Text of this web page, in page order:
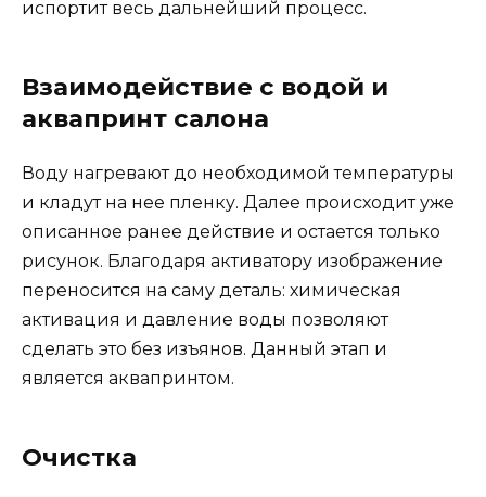
испортит весь дальнейший процесс.
Взаимодействие с водой и
аквапринт салона
Воду нагревают до необходимой температуры
и кладут на нее пленку. Далее происходит уже
описанное ранее действие и остается только
рисунок. Благодаря активатору изображение
переносится на саму деталь: химическая
активация и давление воды позволяют
сделать это без изъянов. Данный этап и
является аквапринтом.
Очистка